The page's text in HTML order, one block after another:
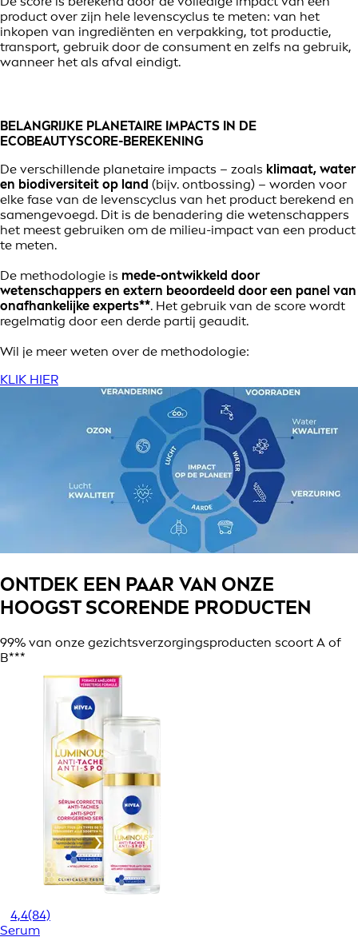
product over zijn hele levenscyclus te meten: van het
inkopen van ingrediënten en verpakking, tot productie,
transport, gebruik door de consument en zelfs na gebruik,
wanneer het als afval eindigt.
BELANGRIJKE PLANETAIRE IMPACTS IN DE
ECOBEAUTYSCORE-BEREKENING
De verschillende planetaire impacts – zoals klimaat, water
en biodiversiteit op land (bijv. ontbossing) – worden voor
elke fase van de levenscyclus van het product berekend en
samengevoegd. Dit is de benadering die wetenschappers
het meest gebruiken om de milieu-impact van een product
te meten.
De methodologie is mede-ontwikkeld door
wetenschappers en extern beoordeeld door een panel van
onafhankelijke experts**. Het gebruik van de score wordt
regelmatig door een derde partij geaudit.
Wil je meer weten over de methodologie:
KLIK HIER
ONTDEK EEN PAAR VAN ONZE
HOOGST SCORENDE PRODUCTEN
99% van onze gezichtsverzorgingsproducten scoort A of
B***
4,4(84)
Serum